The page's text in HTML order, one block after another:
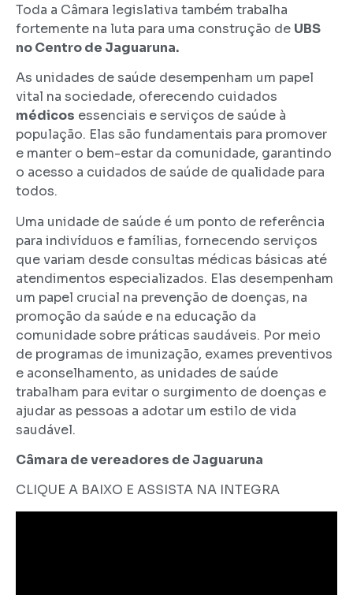
Toda a Câmara legislativa também trabalha
fortemente na luta para uma construção de UBS
no Centro de Jaguaruna.
As unidades de saúde desempenham um papel
vital na sociedade, oferecendo cuidados
médicos essenciais e serviços de saúde à
população. Elas são fundamentais para promover
e manter o bem-estar da comunidade, garantindo
o acesso a cuidados de saúde de qualidade para
todos.
Uma unidade de saúde é um ponto de referência
para indivíduos e famílias, fornecendo serviços
que variam desde consultas médicas básicas até
atendimentos especializados. Elas desempenham
um papel crucial na prevenção de doenças, na
promoção da saúde e na educação da
comunidade sobre práticas saudáveis. Por meio
de programas de imunização, exames preventivos
e aconselhamento, as unidades de saúde
trabalham para evitar o surgimento de doenças e
ajudar as pessoas a adotar um estilo de vida
saudável.
Câmara de vereadores de Jaguaruna
CLIQUE A BAIXO E ASSISTA NA INTEGRA